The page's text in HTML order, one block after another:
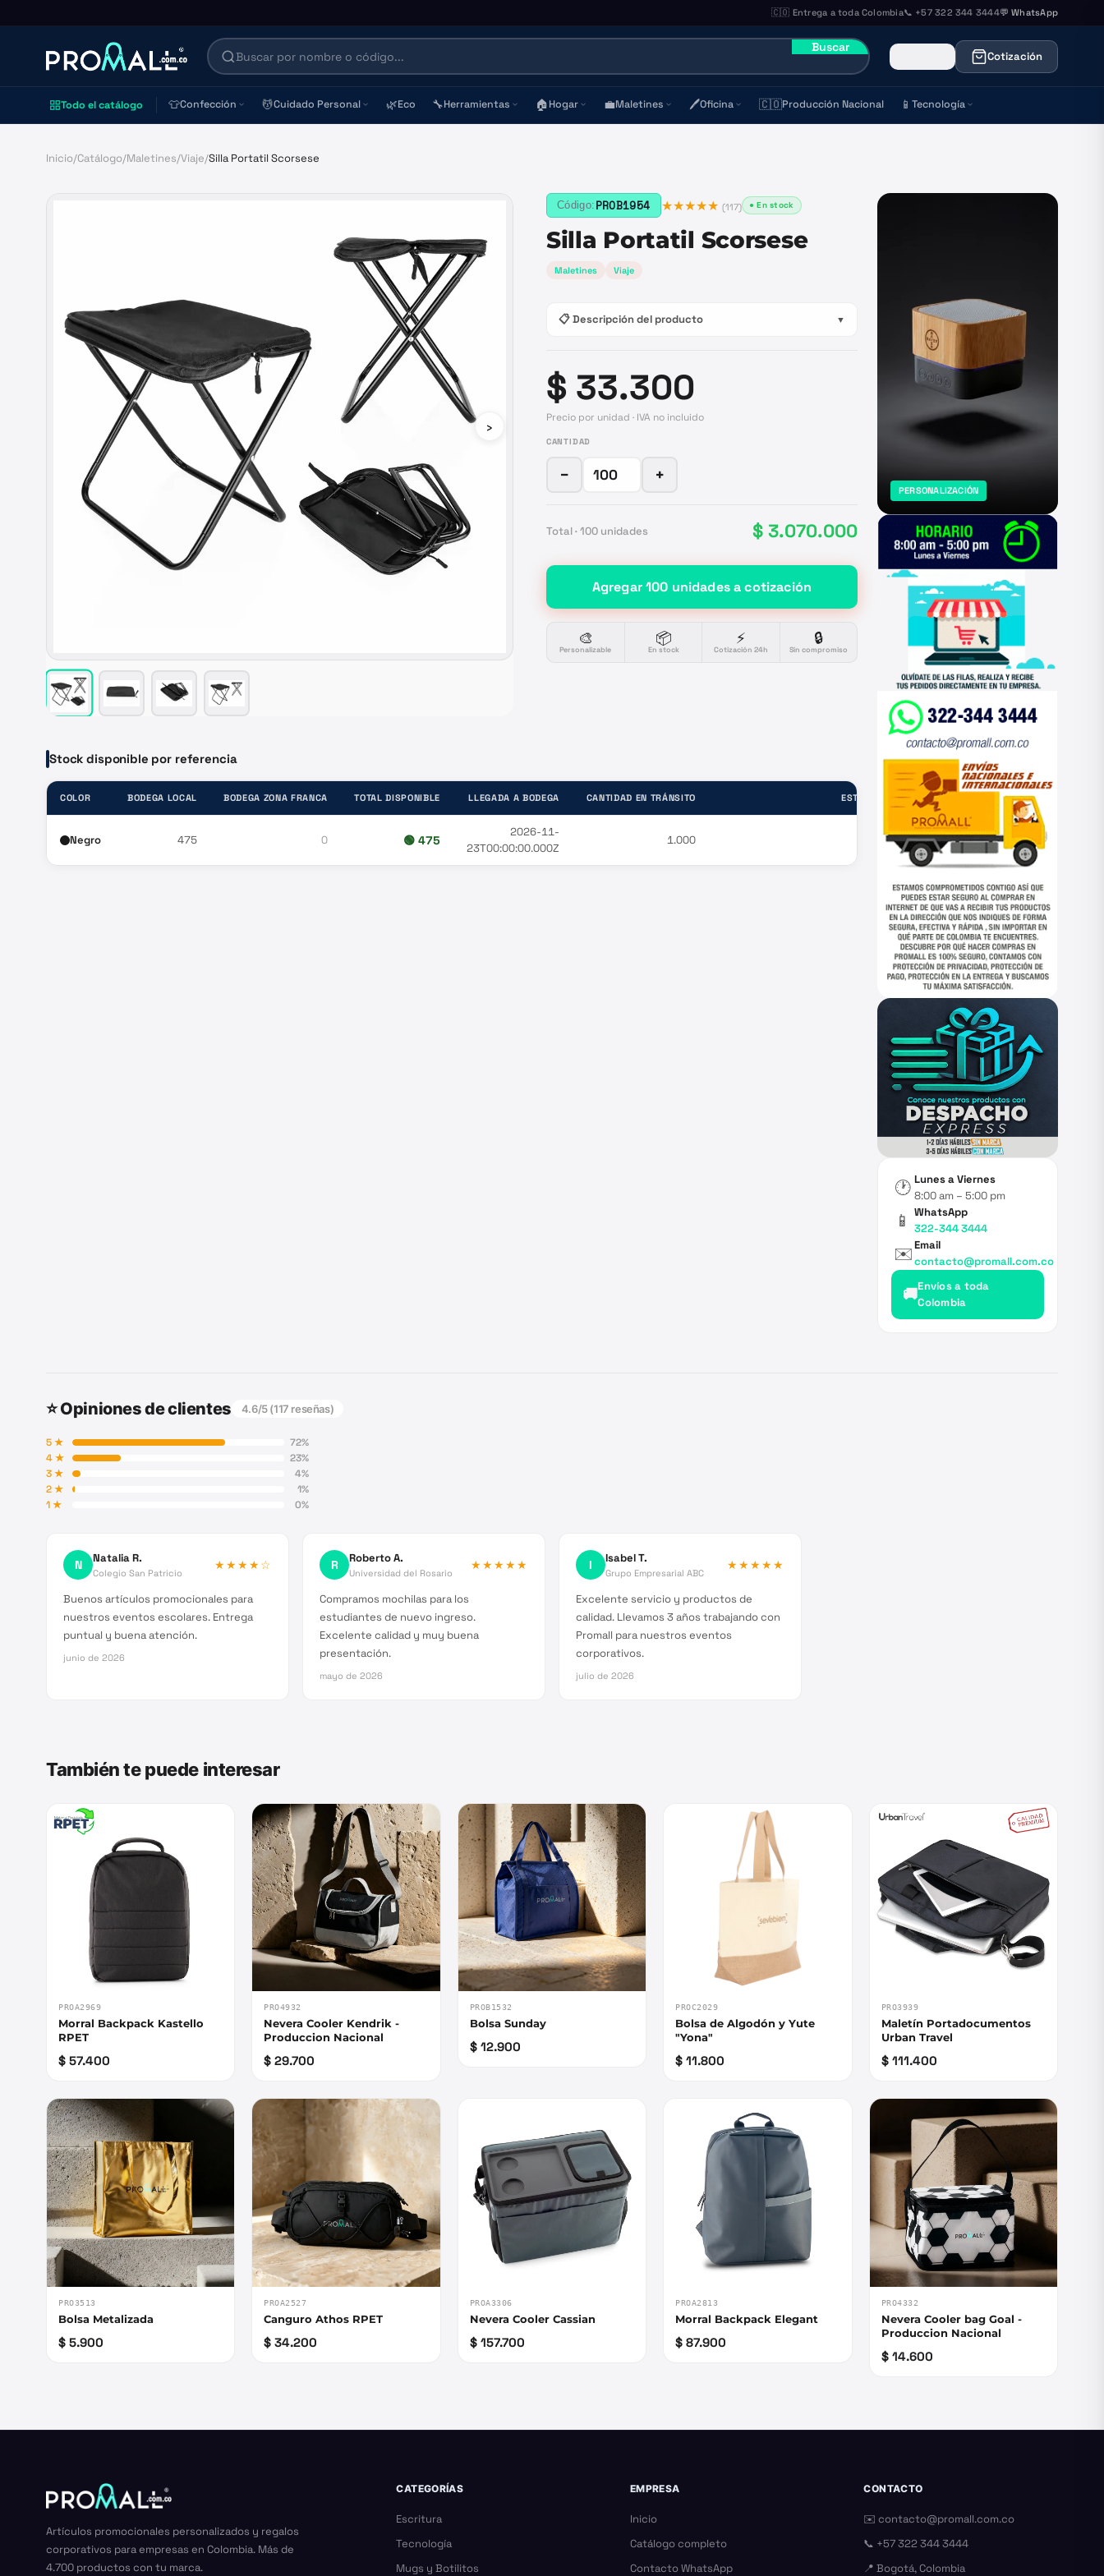
🇨🇴 Entrega a toda Colombia📞 +57 322 344 3444💬 WhatsApp
Buscar
Cotización
Todo el catálogo 👕Confección 💆Cuidado Personal 🌿Eco 🔧Herramientas 🏠Hogar 💼Maletines 🖊️Oficina 🇨🇴Producción Nacional 📱 Tecnología
Inicio/Catálogo/Maletines/Viaje/Silla Portatil Scorsese
›
Código: PROB1954 ★★★★★ (117) ● En stock
Silla Portatil Scorsese
Maletines Viaje
📋 Descripción del producto ▼
$ 33.300
Precio por unidad · IVA no incluido
CANTIDAD
− +
Total · 100 unidades $ 3.070.000
Agregar100 unidadesa cotización
🎨
Personalizable
📦
En stock
⚡
Cotización 24h
🔒
Sin compromiso
Stock disponible por referencia
COLOR BODEGA LOCAL BODEGA ZONA FRANCA TOTAL DISPONIBLE LLEGADA A BODEGA CANTIDAD EN TRÁNSITO ESTADO
Negro 475 0 🟢 475
2026-11-
23T00:00:00.000Z
1.000
PERSONALIZACIÓN
🕐 Lunes a Viernes
8:00 am – 5:00 pm
📱
WhatsApp
322-344 3444
✉️Email
contacto@promall.com.co
🚚Envíos a toda
Colombia
⭐ Opiniones de clientes 4.6/5 (117 reseñas)
5★ 72%
4★ 23%
3★ 4%
2★ 1%
1★ 0%
N Natalia R.
Colegio San Patricio
★★★★☆
Buenos artículos promocionales para
nuestros eventos escolares. Entrega
puntual y buena atención.
junio de 2026
R Roberto A.
Universidad del Rosario
★★★★★
Compramos mochilas para los
estudiantes de nuevo ingreso.
Excelente calidad y muy buena
presentación.
mayo de 2026
I Isabel T.
Grupo Empresarial ABC
★★★★★
Excelente servicio y productos de
calidad. Llevamos 3 años trabajando con
Promall para nuestros eventos
corporativos.
julio de 2026
También te puede interesar
PROA2969
Morral Backpack Kastello
RPET
$ 57.400
PRO4932
Nevera Cooler Kendrik -
Produccion Nacional
$ 29.700
PROB1532
Bolsa Sunday
$ 12.900
PROC2029
Bolsa de Algodón y Yute
"Yona"
$ 11.800
PRO3939
Maletín Portadocumentos
Urban Travel
$ 111.400
PRO3513
Bolsa Metalizada
$ 5.900
PROA2527
Canguro Athos RPET
$ 34.200
PROA3306
Nevera Cooler Cassian
$ 157.700
PROA2813
Morral Backpack Elegant
$ 87.900
PRO4332
Nevera Cooler bag Goal -
Produccion Nacional
$ 14.600
Artículos promocionales personalizados y regalos
corporativos para empresas en Colombia. Más de
4.700 productos con tu marca.
CATEGORÍAS
Escritura
Tecnología
Mugs y Botilitos
EMPRESA
Inicio
Catálogo completo
Contacto WhatsApp
CONTACTO
✉️contacto@promall.com.co
📞 +57 322 344 3444
📍 Bogotá, Colombia